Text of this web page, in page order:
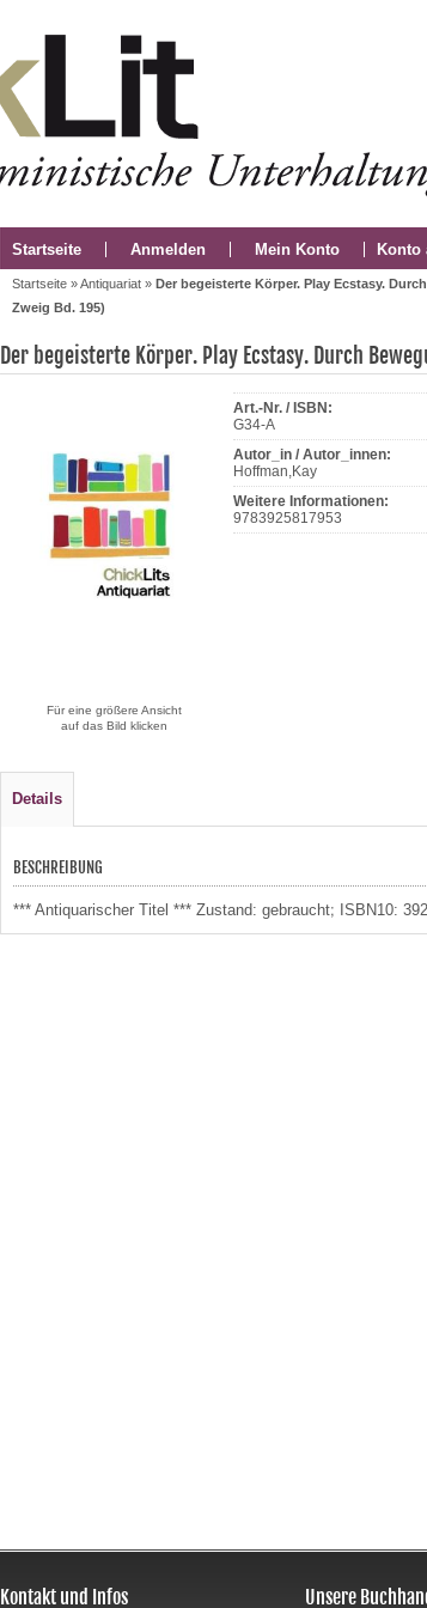
Startseite Anmelden Mein Konto Konto
Startseite »Antiquariat » Der begeisterte Körper. Play Ecstasy.
Zweig Bd. 195)
Der begeisterte Körper. Play Ecstasy. Durch
Für eine größere Ansicht
auf das Bild klicken
Art.-Nr. / ISBN:
G34-A
Autor_in / Autor_innen:
Hoffman,Kay
Weitere Informationen:
9783925817953
Details
BESCHREIBUNG
*** Antiquarischer Titel *** Zustand: gebraucht; ISBN10:
Kontakt und Infos Unsere